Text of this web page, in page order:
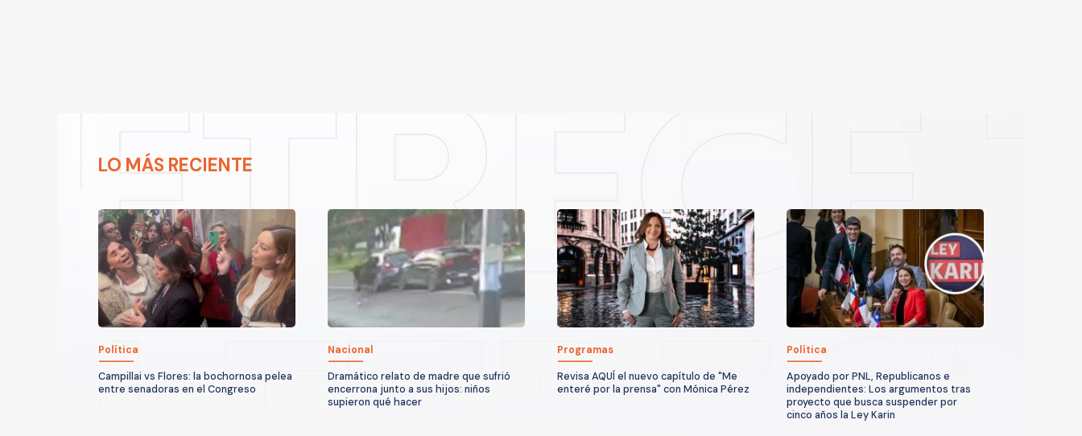
LO MÁS RECIENTE
Política
Campillai vs Flores: la bochornosa pelea
entre senadoras en el Congreso
Nacional
Dramático relato de madre que sufrió
encerrona junto a sus hijos: niños
supieron qué hacer
Programas
Revisa AQUÍ el nuevo capítulo de "Me
enteré por la prensa" con Mónica Pérez
Política
Apoyado por PNL, Republicanos e
independientes: Los argumentos tras
proyecto que busca suspender por
cinco años la Ley Karin